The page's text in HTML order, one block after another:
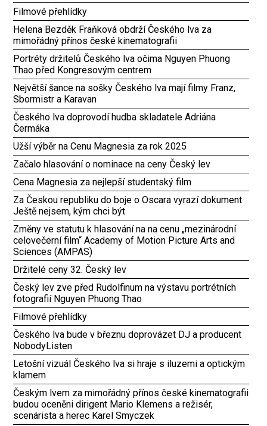
Filmové přehlídky
Helena Bezděk Fraňková obdrží Českého lva za
mimořádný přínos české kinematografii
Portréty držitelů Českého lva očima Nguyen Phuong
Thao před Kongresovým centrem
Největší šance na sošky Českého lva mají filmy Franz,
Sbormistr a Karavan
Českého lva doprovodí hudba skladatele Adriána
Čermáka
Užší výběr na Cenu Magnesia za rok 2025
Začalo hlasování o nominace na ceny Český lev
Cena Magnesia za nejlepší studentský film
Za Českou republiku do boje o Oscara vyrazí dokument
Ještě nejsem, kým chci být
Změny ve statutu k hlasování na na cenu „mezinárodní
celovečerní film“ Academy of Motion Picture Arts and
Sciences (AMPAS)
Držitelé ceny 32. Český lev
Český lev zve před Rudolfinum na výstavu portrétních
fotografií Nguyen Phuong Thao
Filmové přehlídky
Českého lva bude v březnu doprovázet DJ a producent
NobodyListen
Letošní vizuál Českého lva si hraje s iluzemi a optickým
klamem
Českým lvem za mimořádný přínos české kinematografii
budou oceněni dirigent Mario Klemens a režisér,
scenárista a herec Karel Smyczek